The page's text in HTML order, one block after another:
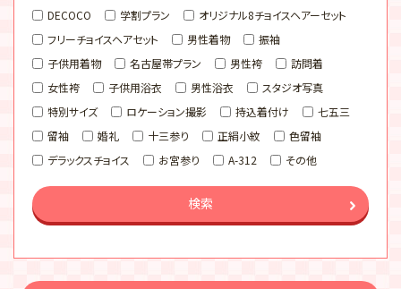
DECOCO
学割プラン
オリジナル8チョイスヘアーセット
フリーチョイスヘアセット
男性着物
振袖
子供用着物
名古屋帯プラン 男性袴
訪問着
女性袴
子供用浴衣 男性浴衣
スタジオ写真
特別サイズ
ロケーション撮影 持込着付け
七五三
留袖
婚礼 十三参り 正絹小紋
色留袖
デラックスチョイス
お宮参り A-312 その他
検索